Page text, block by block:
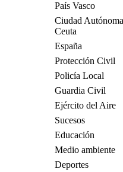
País Vasco
Ciudad
Ceuta
España
Protección Civil
Policía Local
Guardia Civil
Ejército del Aire
Sucesos
Educación
Medio ambiente
Deportes